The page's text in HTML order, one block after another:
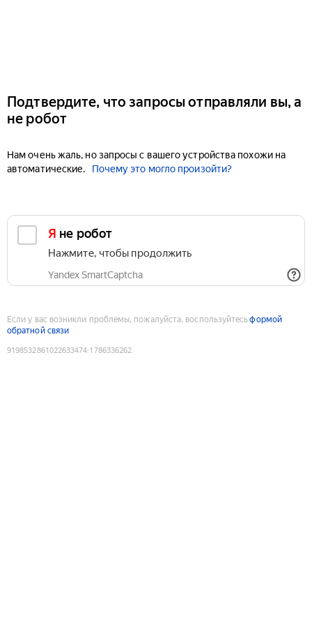
Подтвердите, что запросы отправляли вы, а
не робот
Нам очень жаль, но запросы с вашего устройства похожи на
автоматические.
Почему это могло произойти?
Я не робот
Нажмите, чтобы продолжить
Yandex SmartCaptcha
Если у вас возникли проблемы, пожалуйста, воспользуйтесьформой
обратной связи
9198532861022633474:1786336262